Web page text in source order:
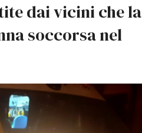
dai vicini che la
soccorsa nel